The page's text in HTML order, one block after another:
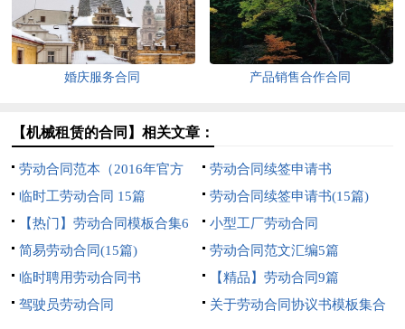
婚庆服务合同 产品销售合作合同
【机械租赁的合同】相关文章：
劳动合同范本（2016年官方
版）
劳动合同续签申请书
临时工劳动合同 15篇
劳动合同续签申请书(15篇)
【热门】劳动合同模板合集6
篇
小型工厂劳动合同
简易劳动合同(15篇)
劳动合同范文汇编5篇
临时聘用劳动合同书
【精品】劳动合同9篇
驾驶员劳动合同
关于劳动合同协议书模板集合